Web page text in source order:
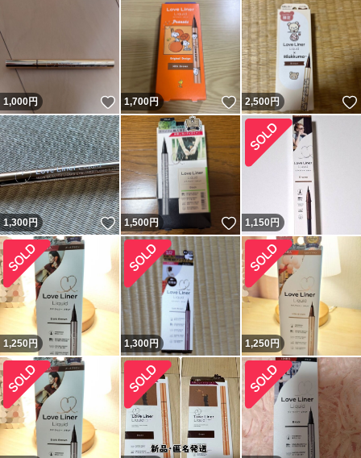
1,000円 いいね！
1,700円 いいね！
2,500円
1,300円 いいね！
1,500円 いいね！
1,150 円
1,250 円 1,300円 1,250円